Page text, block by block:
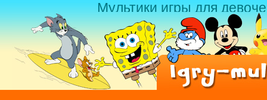
Мультики игры для